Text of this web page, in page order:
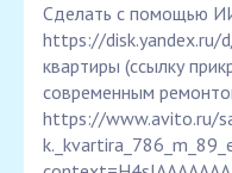
Сделать с помощью
https://disk.yandex.ru/
квартиры (ссылку
современным
https://www.avito.ru/